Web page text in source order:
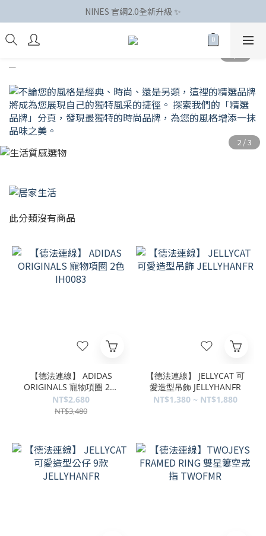
NINES 官網2.0全新升級 ✨
此分類沒有商品
【德法連線】 ADIDAS
ORIGINALS 寵物項圈 2色
IH0083
NT$2,680
NT$3,480
【德法連線】 JELLYCAT 可
愛造型吊飾 JELLYHANFR
NT$1,380 ~ NT$1,880